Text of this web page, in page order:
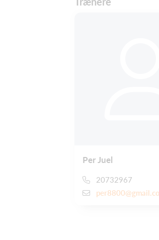
Per Juel
20732967